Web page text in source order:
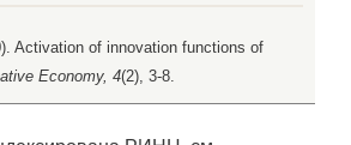
Activation of innovation functions of
Economy, 4(2), 3-8.